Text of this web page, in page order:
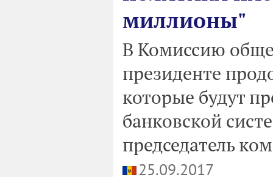
миллионы"
В Комиссию
президенте
которые будут
банковской
председатель
25.09.2017